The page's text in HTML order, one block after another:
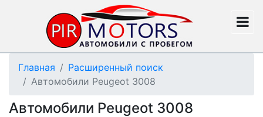
Главная
Расширенный поиск
Автомобили Peugeot 3008
Автомобили Peugeot 3008